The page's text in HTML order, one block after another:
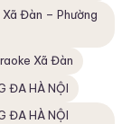
Đàn – Phường
Xã Đàn
ĐA HÀ NỘI
ĐA HÀ NỘI